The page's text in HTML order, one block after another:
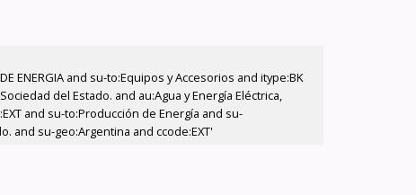
ENERGIA and su-to:Equipos y Accesorios and itype:BK
del Estado. and au:Agua y Energía Eléctrica,
and su-to:Producción de Energía and su-
and su-geo:Argentina and ccode:EXT'